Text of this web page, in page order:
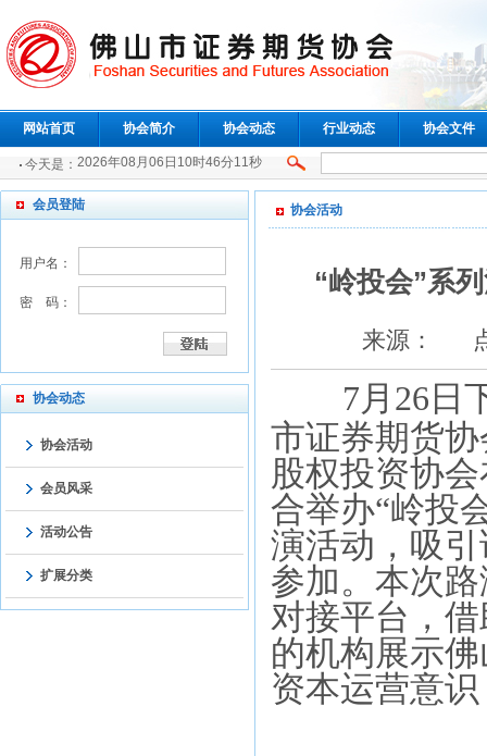
网站首页 协会简介 协会动态 行业动态 协会文件
今天是： 2026年08月06日10时46分11秒
会员登陆
用户名：
密 码：
协会动态
协会活动
会员风采
活动公告
扩展分类
协会活动
“岭投会”系
来源： 点
7月26日
市证券期货
股权投资协
合举办“岭投
演活动，吸
参加。本次
对接平台，
的机构展示
资本运营意